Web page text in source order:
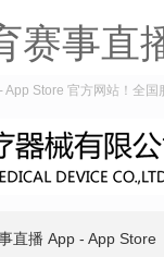
赛事直
Store 官方网站！全
直播 App - App Store